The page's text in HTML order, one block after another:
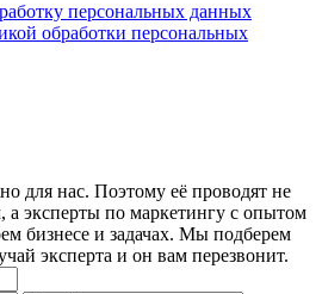
персональных данных
обработки персональных
для нас. Поэтому её проводят не
эксперты по маркетингу с опытом
бизнесе и задачах. Мы подберем
эксперта и он вам перезвонит.